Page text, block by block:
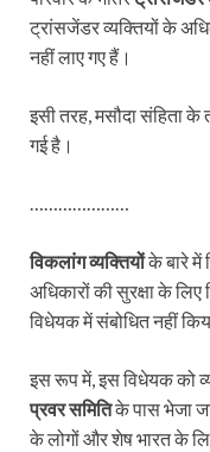
ट्रांसजेंडर व्यक्तियों के
नहीं लाए गए हैं।
इसी तरह, मसौदा संहिता
गई है।
…………………
विकलांग व्यक्तियोंके बारे में
अधिकारों की सुरक्षा के
विधेयक में संबोधित नहीं
इस रूप में, इस विधेयक को
प्रवर समितिके पास भेजा
के लोगों और शेष भारत के